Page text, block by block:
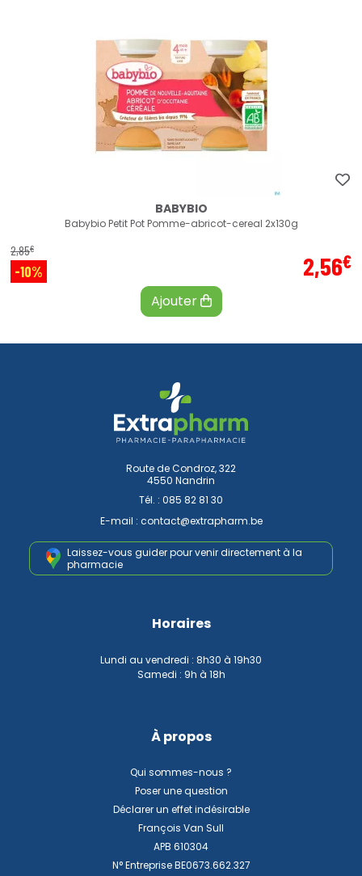
BABYBIO
Babybio Petit Pot Pomme-abricot-cereal 2x130g
2,85€
-10% 2,56€
Ajouter
Route de Condroz, 322
4550 Nandrin
Tél. : 085 82 81 30
E-mail : contact@extrapharm.be
Laissez-vous guider pour venirdirectement à la
pharmacie
Horaires
Lundi au vendredi : 8h30 à 19h30
Samedi : 9h à 18h
À propos
Qui sommes-nous ?
Poser une question
Déclarer un effet indésirable
François Van Sull
APB 610304
N° Entreprise BE0673.662.327